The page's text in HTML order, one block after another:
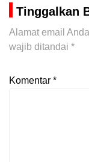
Tinggalkan
Alamat email
wajib ditandai *
Komentar *